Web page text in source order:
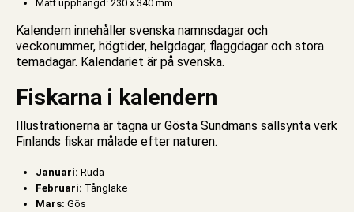
Mått upphängd: 230 x 340 mm
Kalendern innehåller svenska namnsdagar och
veckonummer, högtider, helgdagar, flaggdagar och stora
temadagar. Kalendariet är på svenska.
Fiskarna i kalendern
Illustrationerna är tagna ur Gösta Sundmans sällsynta verk
Finlands fiskar målade efter naturen.
Januari: Ruda
Februari: Tånglake
Mars: Gös